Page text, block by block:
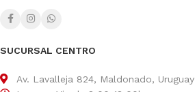
SUCURSAL CENTRO
Av. Lavalleja 824, Maldonado, Uruguay